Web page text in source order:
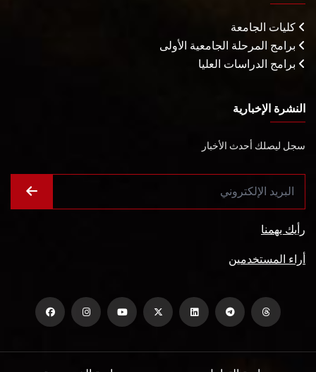
كليات الجامعة
برامج المرحلة الجامعية الأولى
برامج الدراسات العليا
النشرة الإخبارية
سجل ليصلك أحدث الأخبار
رأيك يهمنا
أراء المستخدمين